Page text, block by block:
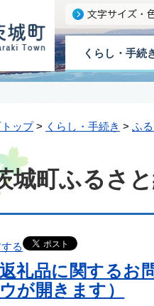
くらし・手続
ップ> くらし・手続き > ふ
城町ふるさ
る
返礼品に関するお
ウが開きます）